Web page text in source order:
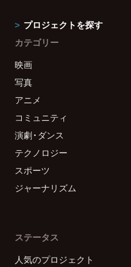
プロジェクトを探す
カテゴリー
映画
写真
アニメ
コミュニティ
演劇・ダンス
テクノロジー
スポーツ
ジャーナリズム
ステータス
人気のプロジェクト